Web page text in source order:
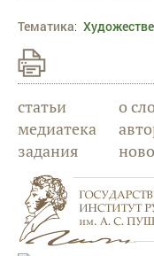
Тематика:
статьи
медиатека
задания
о